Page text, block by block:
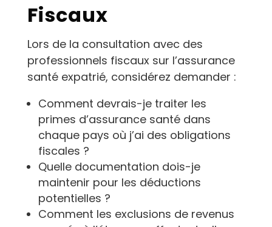
Fiscaux
Lors de la consultation avec des
professionnels fiscaux sur l’assurance
santé expatrié, considérez demander :
Comment devrais-je traiter les
primes d’assurance santé dans
chaque pays où j’ai des obligations
fiscales ?
Quelle documentation dois-je
maintenir pour les déductions
potentielles ?
Comment les exclusions de revenus